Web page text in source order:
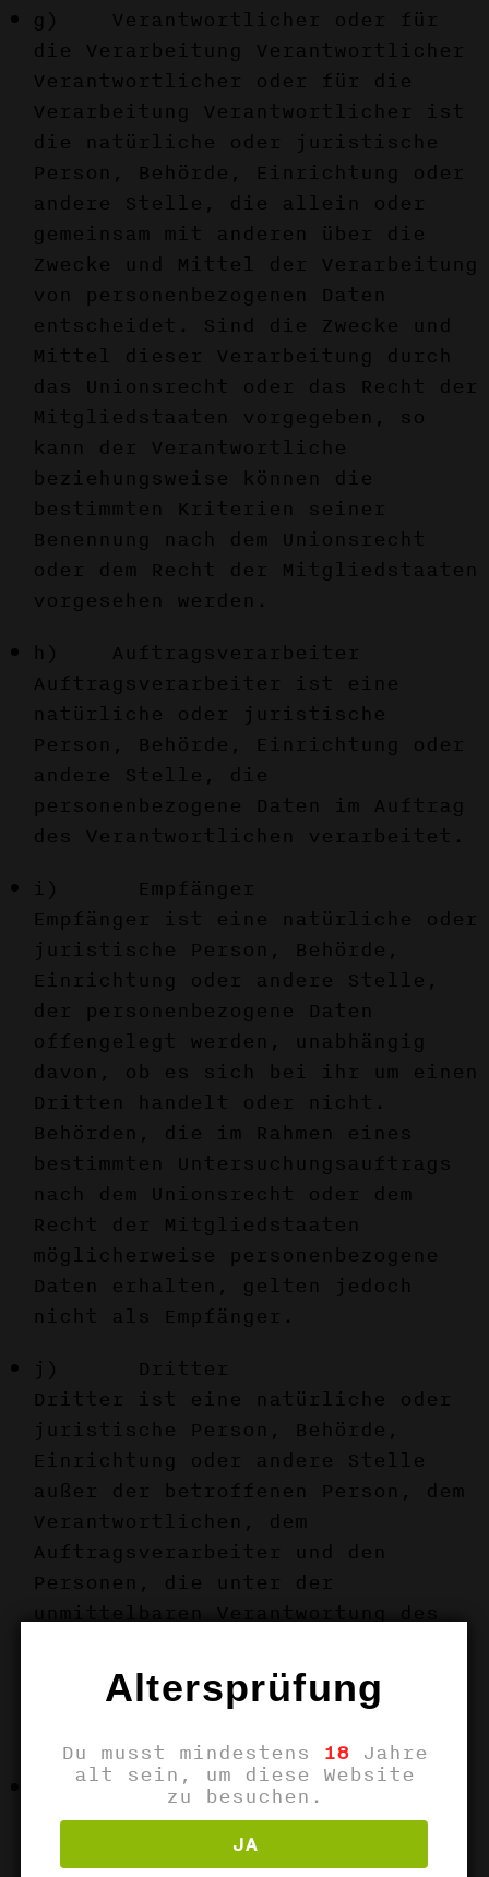
g) Verantwortlicher oder für
die Verarbeitung Verantwortlicher
Verantwortlicher oder für die
Verarbeitung Verantwortlicher ist
die natürliche oder juristische
Person, Behörde, Einrichtung oder
andere Stelle, die allein oder
gemeinsam mit anderen über die
Zwecke und Mittel der Verarbeitung
von personenbezogenen Daten
entscheidet. Sind die Zwecke und
Mittel dieser Verarbeitung durch
das Unionsrecht oder das Recht der
Mitgliedstaaten vorgegeben, so
kann der Verantwortliche
beziehungsweise können die
bestimmten Kriterien seiner
Benennung nach dem Unionsrecht
oder dem Recht der Mitgliedstaaten
vorgesehen werden.
h) Auftragsverarbeiter
Auftragsverarbeiter ist eine
natürliche oder juristische
Person, Behörde, Einrichtung oder
andere Stelle, die
personenbezogene Daten im Auftrag
des Verantwortlichen verarbeitet.
i) Empfänger
Empfänger ist eine natürliche oder
juristische Person, Behörde,
Einrichtung oder andere Stelle,
der personenbezogene Daten
offengelegt werden, unabhängig
davon, ob es sich bei ihr um einen
Dritten handelt oder nicht.
Behörden, die im Rahmen eines
bestimmten Untersuchungsauftrags
nach dem Unionsrecht oder dem
Recht der Mitgliedstaaten
möglicherweise personenbezogene
Daten erhalten, gelten jedoch
nicht als Empfänger.
j) Dritter
Dritter ist eine natürliche oder
juristische Person, Behörde,
Einrichtung oder andere Stelle
außer der betroffenen Person, dem
Verantwortlichen, dem
Auftragsverarbeiter und den
Personen, die unter der
unmittelbaren Verantwortung des
Auftragsverarbeiters befugt sind,
die personenbezogenen Daten zu
k) Einwilligung
Einwilligung ist jede von der
betroffenen Person freiwillig für
Altersprüfung
Du musst mindestens 18Jahre
alt sein, um diese Website
zu besuchen.
JA